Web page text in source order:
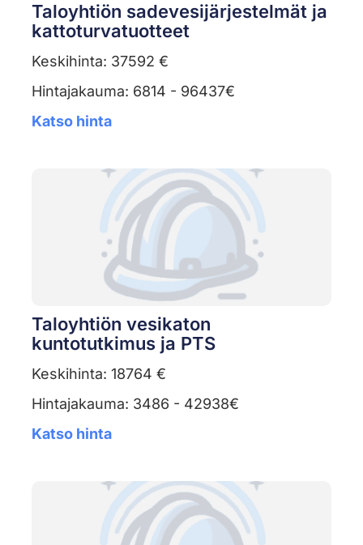
Taloyhtiön sadevesijärjestelmät ja
kattoturvatuotteet
Keskihinta: 37592 €
Hintajakauma: 6814 - 96437€
Katso hinta
Taloyhtiön vesikaton
kuntotutkimus ja PTS
Keskihinta: 18764 €
Hintajakauma: 3486 - 42938€
Katso hinta